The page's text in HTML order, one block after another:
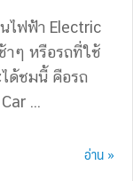
ไฟฟ้า Electric
าๆ หรือรถที่ใช้
ด้ชมนี้ คือรถ
...
อ่าน »